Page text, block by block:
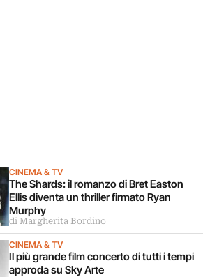
CINEMA & TV
The Shards: il romanzo di Bret Easton
Ellis diventa un thriller firmato Ryan
Murphy
di Margherita Bordino
CINEMA & TV
Il più grande film concerto di tutti i tempi
approda su Sky Arte